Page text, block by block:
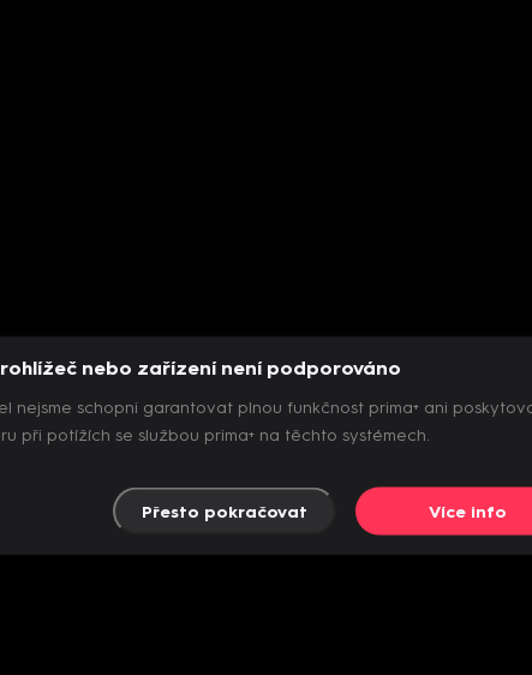
nebo zařízení není podporováno
nejsme schopni garantovat plnou funkčnost prima+ ani
při potížích se službou prima+ na těchto systémech.
Přesto pokračovat Více info